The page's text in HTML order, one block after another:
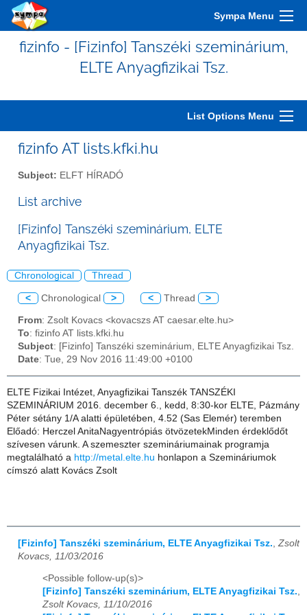
Sympa Menu
fizinfo - [Fizinfo] Tanszéki szeminárium,
ELTE Anyagfizikai Tsz.
List Options Menu
fizinfo AT lists.kfki.hu
Subject: ELFT HÍRADÓ
List archive
[Fizinfo] Tanszéki szeminárium, ELTE
Anyagfizikai Tsz.
Chronological Thread
< Chronological > < Thread >
From: Zsolt Kovacs <kovacszs AT caesar.elte.hu>
To: fizinfo AT lists.kfki.hu
Subject: [Fizinfo] Tanszéki szeminárium, ELTE Anyagfizikai Tsz.
Date: Tue, 29 Nov 2016 11:49:00 +0100
ELTE Fizikai Intézet, Anyagfizikai Tanszék TANSZÉKI
SZEMINÁRIUM 2016. december 6., kedd, 8:30-kor ELTE, Pázmány
Péter sétány 1/A alatti épületében, 4.52 (Sas Elemér) teremben
Előadó: Herczel AnitaNagyentrópiás ötvözetekMinden érdeklődőt
szívesen várunk. A szemeszter szemináriumainak programja
megtalálható a http://metal.elte.hu honlapon a Szemináriumok
címszó alatt Kovács Zsolt
[Fizinfo] Tanszéki szeminárium, ELTE Anyagfizikai Tsz. Zsolt
Kovacs, 11/03/2016
<Possible follow-up(s)>
[Fizinfo] Tanszéki szeminárium, ELTE Anyagfizikai Tsz.,
Zsolt Kovacs, 11/10/2016